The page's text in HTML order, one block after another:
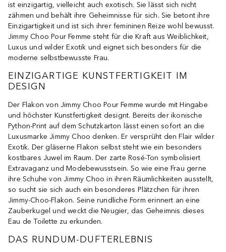
ist einzigartig, vielleicht auch exotisch. Sie lässt sich nicht
zähmen und behält ihre Geheimnisse für sich. Sie betont ihre
Einzigartigkeit und ist sich ihrer femininen Reize wohl bewusst.
Jimmy Choo Pour Femme steht für die Kraft aus Weiblichkeit,
Luxus und wilder Exotik und eignet sich besonders für die
moderne selbstbewusste Frau.
EINZIGARTIGE KUNSTFERTIGKEIT IM
DESIGN
Der Flakon von Jimmy Choo Pour Femme wurde mit Hingabe
und höchster Kunstfertigkeit designt. Bereits der ikonische
Python-Print auf dem Schutzkarton lässt einen sofort an die
Luxusmarke Jimmy Choo denken. Er versprüht den Flair wilder
Exotik. Der gläserne Flakon selbst steht wie ein besonders
kostbares Juwel im Raum. Der zarte Rosé-Ton symbolisiert
Extravaganz und Modebewusstsein. So wie eine Frau gerne
ihre Schuhe von Jimmy Choo in ihren Räumlichkeiten ausstellt,
so sucht sie sich auch ein besonderes Plätzchen für ihren
Jimmy-Choo-Flakon. Seine rundliche Form erinnert an eine
Zauberkugel und weckt die Neugier, das Geheimnis dieses
Eau de Toilette zu erkunden.
DAS RUNDUM-DUFTERLEBNIS